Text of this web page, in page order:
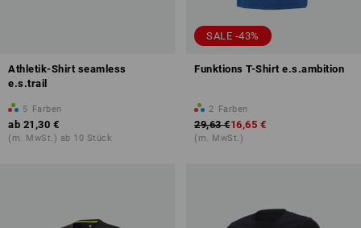
Athletik-Shirt seamless
e.s.trail
5 Farben
ab 21,30 €
(m. MwSt.) ab 10 Stück
SALE -43%
Funktions T-Shirt e.s.ambition
2 Farben
29,63 €16,65 €
(m. MwSt.)